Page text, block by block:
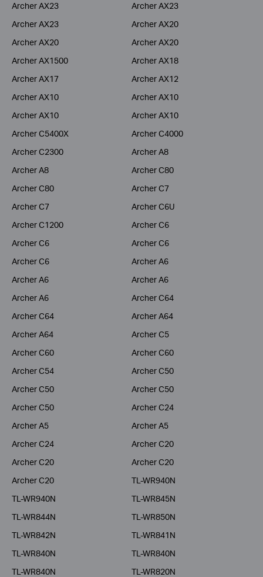
Archer AX23
Archer AX23
Archer AX23
Archer AX20
Archer AX20
Archer AX20
Archer AX1500
Archer AX18
Archer AX17
Archer AX12
Archer AX10
Archer AX10
Archer AX10
Archer AX10
Archer C5400X
Archer C4000
Archer C2300
Archer A8
Archer A8
Archer C80
Archer C80
Archer C7
Archer C7
Archer C6U
Archer C1200
Archer C6
Archer C6
Archer C6
Archer C6
Archer A6
Archer A6
Archer A6
Archer A6
Archer C64
Archer C64
Archer A64
Archer A64
Archer C5
Archer C60
Archer C60
Archer C54
Archer C50
Archer C50
Archer C50
Archer C50
Archer C24
Archer A5
Archer A5
Archer C24
Archer C20
Archer C20
Archer C20
Archer C20
TL-WR940N
TL-WR940N
TL-WR845N
TL-WR844N
TL-WR850N
TL-WR842N
TL-WR841N
TL-WR840N
TL-WR840N
TL-WR840N
TL-WR820N